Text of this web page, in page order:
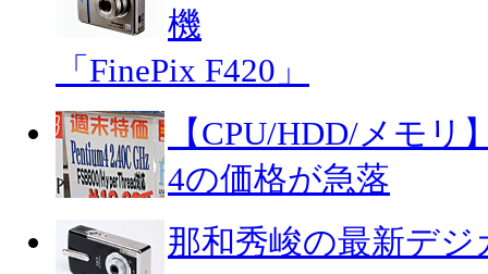
機
「FinePix F420」
【CPU/HDD/メモリ
4の価格が急落
那和秀峻の最新デ